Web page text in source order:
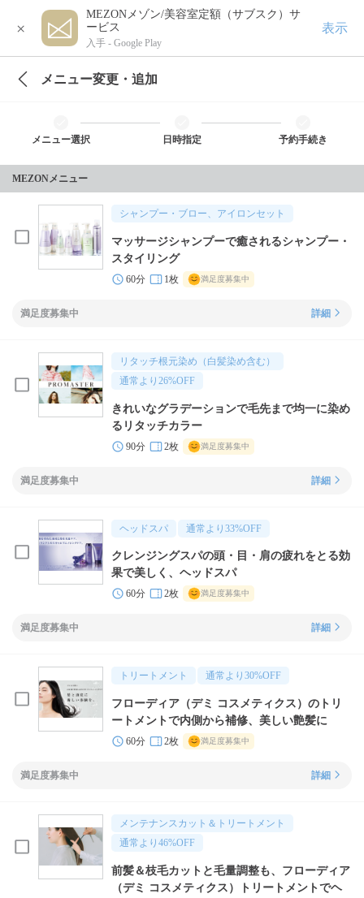
×
MEZONメゾン/美容室定額（サブスク）サ
ービス
入手 - Google Play
表示
メニュー変更・追加
メニュー選択 日時指定 予約手続き
MEZONメニュー
シャンプー・ブロー、アイロンセット
マッサージシャンプーで癒されるシャンプー・
スタイリング
60分 1枚 満足度募集中
満足度募集中 詳細
リタッチ根元染め（白髪染め含む）
通常より 26%OFF
きれいなグラデーションで毛先まで均一に染め
るリタッチカラー
90分 2枚 満足度募集中
満足度募集中 詳細
ヘッドスパ 通常より 33%OFF
クレンジングスパの頭・目・肩の疲れをとる効
果で美しく、ヘッドスパ
60分 2枚 満足度募集中
満足度募集中 詳細
トリートメント 通常より 30%OFF
フローディア（デミ コスメティクス）のトリ
ートメントで内側から補修、美しい艶髪に
60分 2枚 満足度募集中
満足度募集中 詳細
メンテナンスカット＆トリートメント
通常より 46%OFF
前髪＆枝毛カットと毛量調整も、フローディア
（デミ コスメティクス）トリートメントでヘ